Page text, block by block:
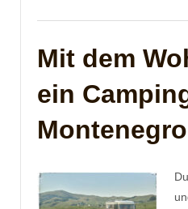
Mit dem
ein
Montenegro